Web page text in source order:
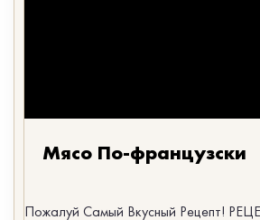
Мясо По-французски
Пожалуй Самый Вкусный Рецепт!